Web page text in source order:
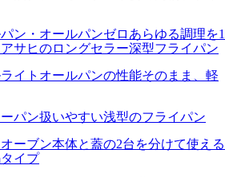
ン・オールパンゼロ あらゆる調理を1
サヒのロングセラー深型フライパン
イト オールパンの性能そのまま、軽
パン扱いやすい浅型のフライパン
ーブン本体と蓋の2台を分けて使える
イプ